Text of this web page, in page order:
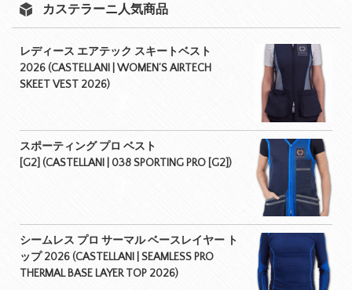
カステラーニ人気商品
レディース エアテック スキートベスト
2026 (CASTELLANI | WOMEN’S AIRTECH
SKEET VEST 2026)
スポーティング プロ ベスト
[G2] (CASTELLANI | 038 SPORTING PRO [G2])
シームレス プロ サーマル ベースレイヤー ト
ップ 2026 (CASTELLANI | SEAMLESS PRO
THERMAL BASE LAYER TOP 2026)